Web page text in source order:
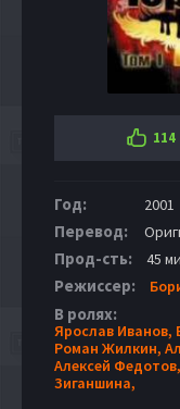
114
Год: 2001
Перевод:
Прод-сть: 45
Режиссер:
В ролях:
Ярослав Иванов,
Роман Жилкин,
Алексей Федотов,
Зиганшина,